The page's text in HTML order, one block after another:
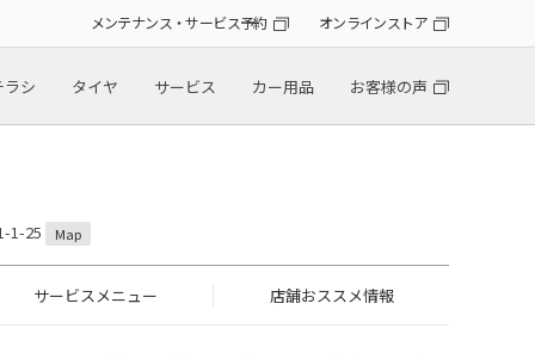
メンテナンス・サービス予約 オンラインストア
シ タイヤ サービス カー用品 お客様の声
1-25 Map
サービスメニュー 店舗おススメ情報